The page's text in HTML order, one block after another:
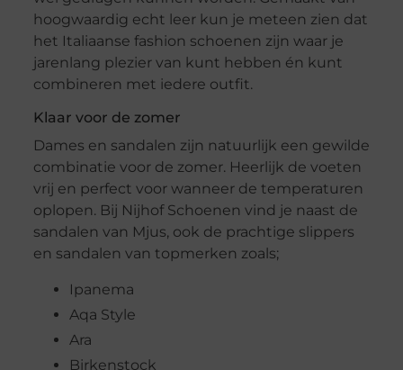
hoogwaardig echt leer kun je meteen zien dat
het Italiaanse fashion schoenen zijn waar je
jarenlang plezier van kunt hebben én kunt
combineren met iedere outfit.
Klaar voor de zomer
Dames en sandalen zijn natuurlijk een gewilde
combinatie voor de zomer. Heerlijk de voeten
vrij en perfect voor wanneer de temperaturen
oplopen. Bij Nijhof Schoenen vind je naast de
sandalen van Mjus, ook de prachtige slippers
en sandalen van topmerken zoals;
Ipanema
Aqa Style
Ara
Birkenstock